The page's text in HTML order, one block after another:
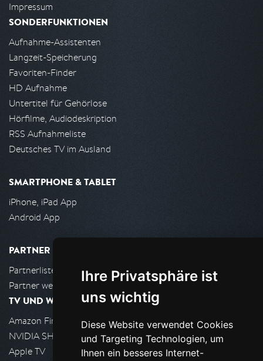
Ihre Privatsphäre ist
uns wichtig
Diese Website verwendet Cookies
und Targeting Technologien, um
Ihnen ein besseres Internet-
Impressum
SONDERFUNKTIONEN
Aufnahme-Assistenten
Langzeit-Speicherung
Favoriten-Finder
HD Aufnahme
Untertitel für Gehörlose
Hörfilme, Audiodeskription
RSS Aufnahmeliste
Deutsches TV im Ausland
SMARTPHONE & TABLET
iPhone, iPad App
Android App
PARTNER
Partnerliste
Partner werden
TV UND WOHNZIMMER
Amazon FireTV
NVIDIA SHIELD, Google TV
Apple TV